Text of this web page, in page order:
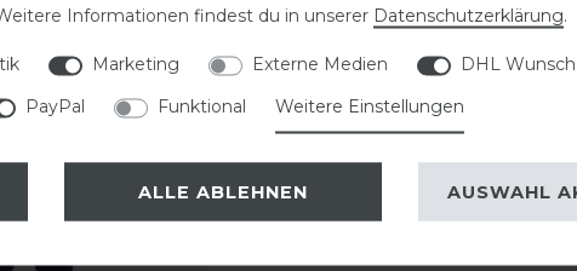
Informationen findest du in unserer Daten­schutz­erklärung.
Marketing Externe Medien
DHL
PayPal
Funktional Weitere Einstellungen
ALLE ABLEHNEN AUSWAHL